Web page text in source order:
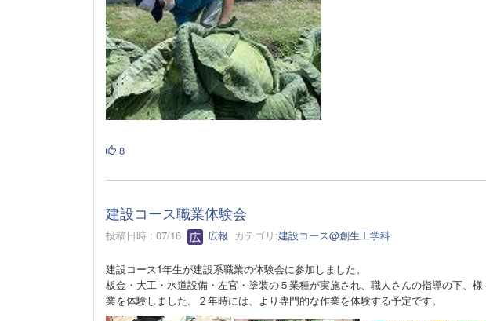
8
建設コース職業体験会
投稿日時 : 07/16 広報 カテゴリ:建設コース@創生工学科
建設コース1年生が建設系職業の体験会に参加しました。
板金・大工・水道設備・左官・塗装の５業種が実施され、職人さんの指導の下、様
業を体験しました。２年時には、より専門的な作業を体験する予定です。